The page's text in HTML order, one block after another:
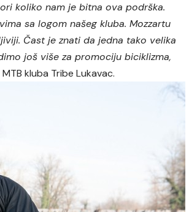
koliko nam je bitna ova podrška.
sa logom našeg kluba. Mozzartu
Čast je znati da jedna tako velika
još više za promociju biciklizma,
kluba Tribe Lukavac.